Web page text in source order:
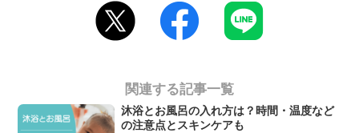
関連する記事一覧
沐浴とお風呂の入れ方は？時間・温度など
の注意点とスキンケアも